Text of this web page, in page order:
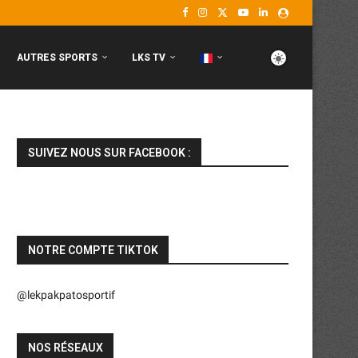
AUTRES SPORTS LKS TV
SUIVEZ NOUS SUR FACEBOOK :
NOTRE COMPTE TIKTOK
@lekpakpatosportif
NOS RÉSEAUX